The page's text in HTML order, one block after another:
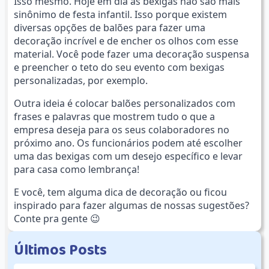
sinônimo de festa infantil. Isso porque existem
diversas opções de balões para fazer uma
decoração incrível e de encher os olhos com esse
material. Você pode fazer uma decoração suspensa
e preencher o teto do seu evento com bexigas
personalizadas, por exemplo.
Outra ideia é colocar balões personalizados com
frases e palavras que mostrem tudo o que a
empresa deseja para os seus colaboradores no
próximo ano. Os funcionários podem até escolher
uma das bexigas com um desejo específico e levar
para casa como lembrança!
E você, tem alguma dica de decoração ou ficou
inspirado para fazer algumas de nossas sugestões?
Conte pra gente 😉
ÚltimosPosts